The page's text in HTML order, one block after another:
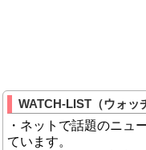
WATCH-LIST（ウォッ
・ネットで話題のニュ
ています。